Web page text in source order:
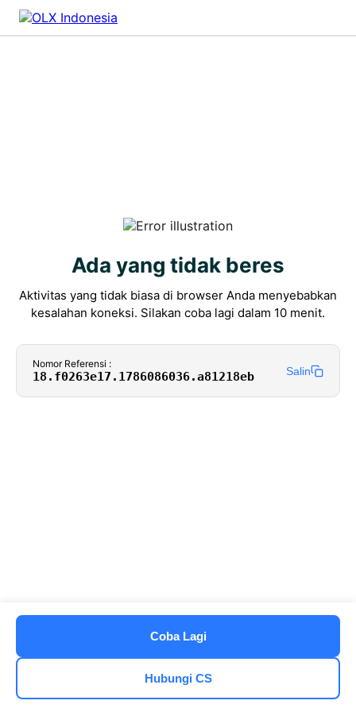
Ada yang tidak beres
Aktivitas yang tidak biasa di browser Anda menyebabkan
kesalahan koneksi. Silakan coba lagi dalam 10 menit.
Nomor Referensi :
18.f0263e17.1786086036.a81218eb Salin
Hubungi CS
Coba Lagi